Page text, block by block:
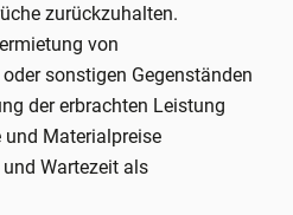
zurückzuhalten.
von
sonstigen Gegenständen
der erbrachten Leistung
Materialpreise
und Wartezeit als